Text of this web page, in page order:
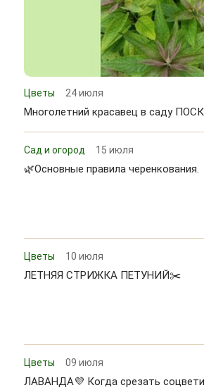
Цветы 24 июля
Многолетний красавец в саду
Сад и огород 15 июля
🌿Основные правила черенкования.
Цветы 10 июля
ЛЕТНЯЯ СТРИЖКА ПЕТУНИЙ✂️
Цветы 09 июля
ЛАВАНДА💜 Когда срезать